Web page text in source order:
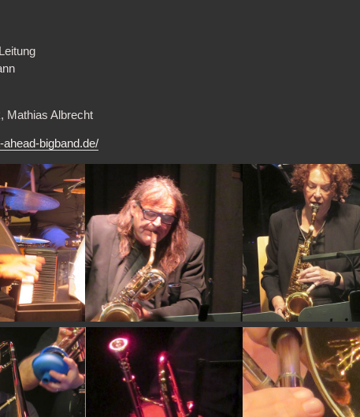
Mathias Albrecht
ahead-bigband.de/